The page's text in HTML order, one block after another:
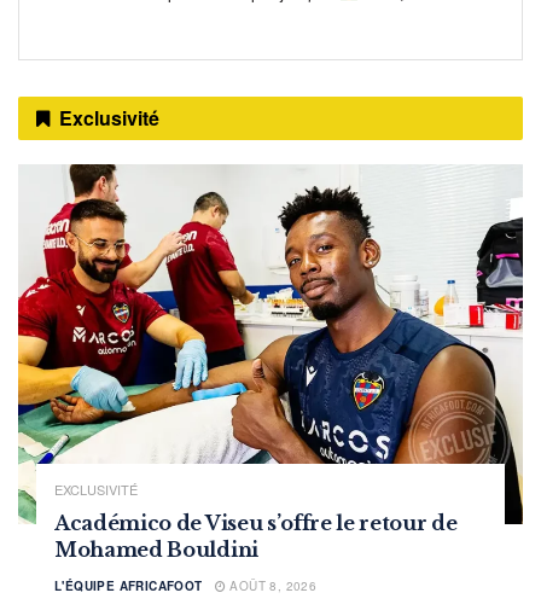
Exclusivité
EXCLUSIVITÉ
Académico de Viseu s’offre le retour de
Mohamed Bouldini
L'ÉQUIPE AFRICAFOOT AOÛT 8, 2026